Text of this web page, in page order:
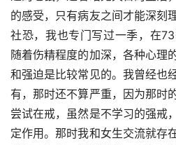
的感受，只有病友之间才能深刻
社恐，我也专门写过一季，在73
随着伤精程度的加深，各种心理
和强迫是比较常见的。我曾经也
有，那时还不算严重，因为那时
尝试在戒，虽然是不学习的强戒
定作用。那时我和女生交流就存